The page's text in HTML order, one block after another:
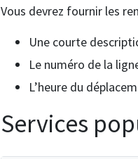
Vous devrez fournir les
Une courte
Le numéro de la
L’heure du
Services